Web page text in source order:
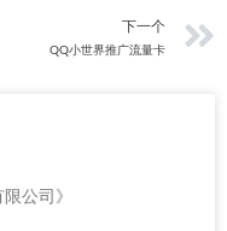
下一个
QQ小世界推广流量卡
公司》